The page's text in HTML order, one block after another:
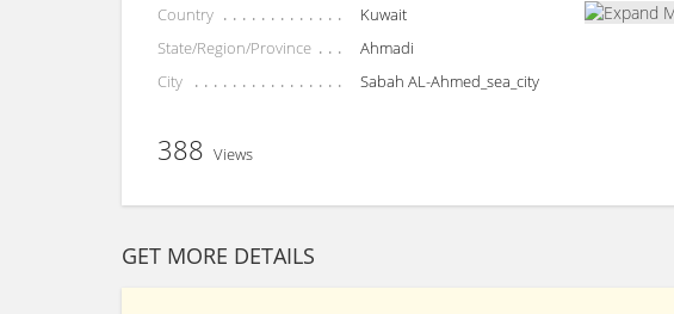
Country
Kuwait
State/Region/Province
Ahmadi
City
Sabah AL-Ahmed_sea_city
388 Views
GET MORE DETAILS